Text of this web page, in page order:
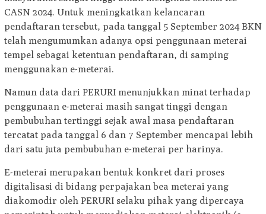
CASN 2024. Untuk meningkatkan kelancaran
pendaftaran tersebut, pada tanggal 5 September 2024 BKN
telah mengumumkan adanya opsi penggunaan meterai
tempel sebagai ketentuan pendaftaran, di samping
menggunakan e-meterai.
Namun data dari PERURI menunjukkan minat terhadap
penggunaan e-meterai masih sangat tinggi dengan
pembubuhan tertinggi sejak awal masa pendaftaran
tercatat pada tanggal 6 dan 7 September mencapai lebih
dari satu juta pembubuhan e-meterai per harinya.
E-meterai merupakan bentuk konkret dari proses
digitalisasi di bidang perpajakan bea meterai yang
diakomodir oleh PERURI selaku pihak yang dipercaya